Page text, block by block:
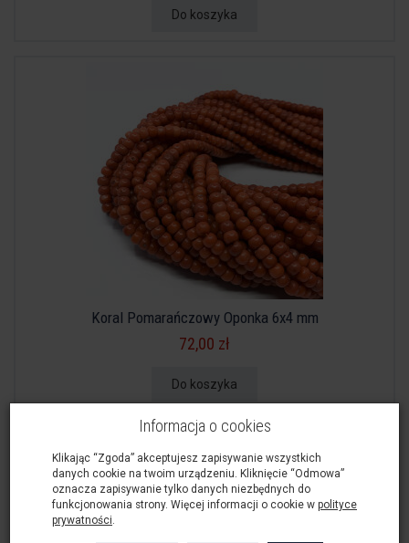
Do koszyka
Koral Pomarańczowy Oponka 6x4 mm
72,00 zł
Do koszyka
Informacja o cookies
Klikając “Zgoda” akceptujesz zapisywanie wszystkich
danych cookie na twoim urządzeniu. Kliknięcie “Odmowa”
oznacza zapisywanie tylko danych niezbędnych do
funkcjonowania strony. Więcej informacji o cookie w polityce
prywatności.